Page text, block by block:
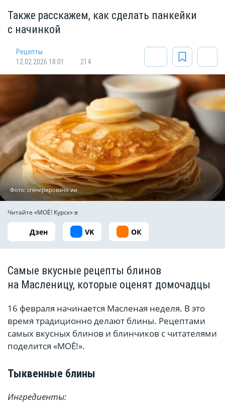
Также расскажем, как сделать панкейки
с начинкой
Рецепты
12.02.2026 18:01
214
Фото: сгенерировано ии
Читайте «МОЁ! Курск» в
Дзен VK ОК
Самые вкусные рецепты блинов
на Масленицу, которые оценят домочадцы
16 февраля начинается Масленая неделя. В это
время традиционно делают блины. Рецептами
самых вкусных блинов и блинчиков с читателями
поделится «МОЁ!».
Тыквенные блины
Ингредиенты: